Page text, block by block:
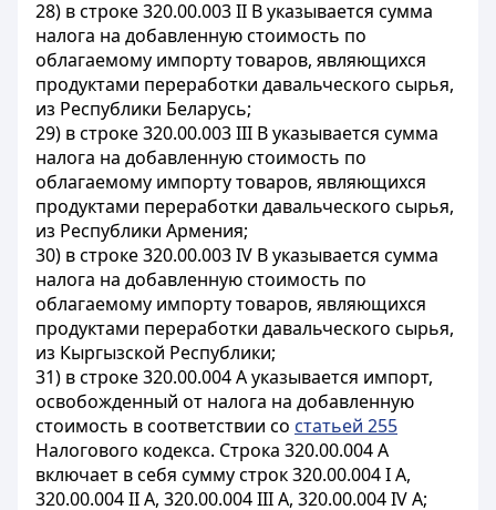
28) в строке 320.00.003 II В указывается сумма
налога на добавленную стоимость по
облагаемому импорту товаров, являющихся
продуктами переработки давальческого сырья,
из Республики Беларусь;
29) в строке 320.00.003 III В указывается сумма
налога на добавленную стоимость по
облагаемому импорту товаров, являющихся
продуктами переработки давальческого сырья,
из Республики Армения;
30) в строке 320.00.003 IV В указывается сумма
налога на добавленную стоимость по
облагаемому импорту товаров, являющихся
продуктами переработки давальческого сырья,
из Кыргызской Республики;
31) в строке 320.00.004 А указывается импорт,
освобожденный от налога на добавленную
стоимость в соответствии со статьей 255
Налогового кодекса. Строка 320.00.004 А
включает в себя сумму строк 320.00.004 I А,
320.00.004 II А, 320.00.004 III А, 320.00.004 IV А;